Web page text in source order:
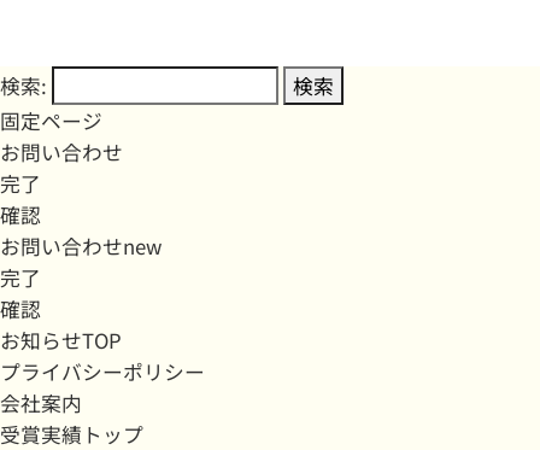
検索:
固定ページ
お問い合わせ
完了
確認
お問い合わせnew
完了
確認
お知らせTOP
プライバシーポリシー
会社案内
受賞実績トップ